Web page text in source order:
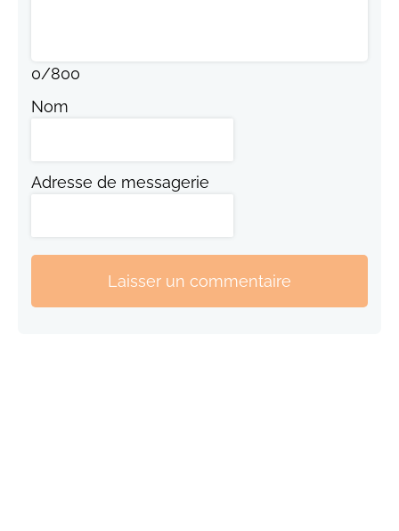
0/800
Nom
Adresse de messagerie
Laisser un commentaire